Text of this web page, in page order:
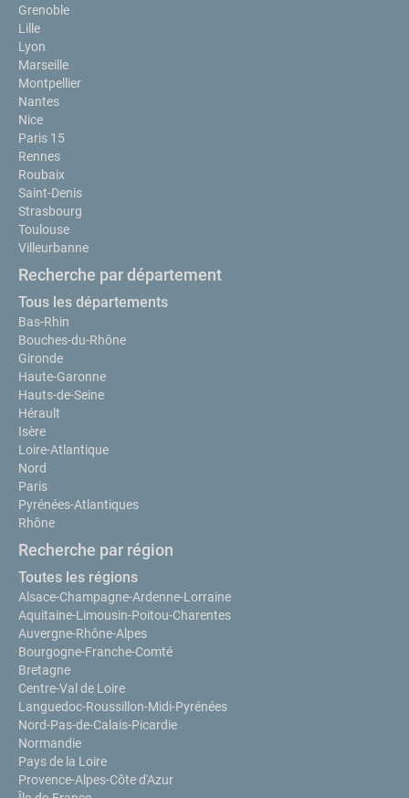
Grenoble
Lille
Lyon
Marseille
Montpellier
Nantes
Nice
Paris 15
Rennes
Roubaix
Saint-Denis
Strasbourg
Toulouse
Villeurbanne
Recherche par département
Tous les départements
Bas-Rhin
Bouches-du-Rhône
Gironde
Haute-Garonne
Hauts-de-Seine
Hérault
Isère
Loire-Atlantique
Nord
Paris
Pyrénées-Atlantiques
Rhône
Recherche par région
Toutes les régions
Alsace-Champagne-Ardenne-Lorraine
Aquitaine-Limousin-Poitou-Charentes
Auvergne-Rhône-Alpes
Bourgogne-Franche-Comté
Bretagne
Centre-Val de Loire
Languedoc-Roussillon-Midi-Pyrénées
Nord-Pas-de-Calais-Picardie
Normandie
Pays de la Loire
Provence-Alpes-Côte d'Azur